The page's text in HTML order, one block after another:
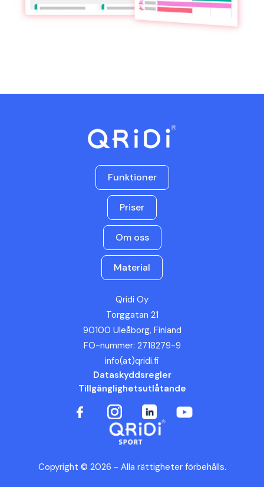
Funktioner
Priser
Om oss
Material
Qridi Oy
Torggatan 21
90100 Uleåborg, Finland
FO-nummer: 2718279-9
info(at)qridi.fi
Dataskyddsregler
Tillgänglighetsutlåtande
Copyright © 2026 - Alla rättigheter förbehålls.